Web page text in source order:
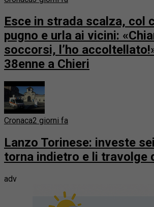
Esce in strada scalza, col
pugno e urla ai vicini:
soccorsi, l’ho
38enne a Chieri
Cronaca2 giorni fa
Lanzo Torinese: investe
torna indietro e li travolge
adv